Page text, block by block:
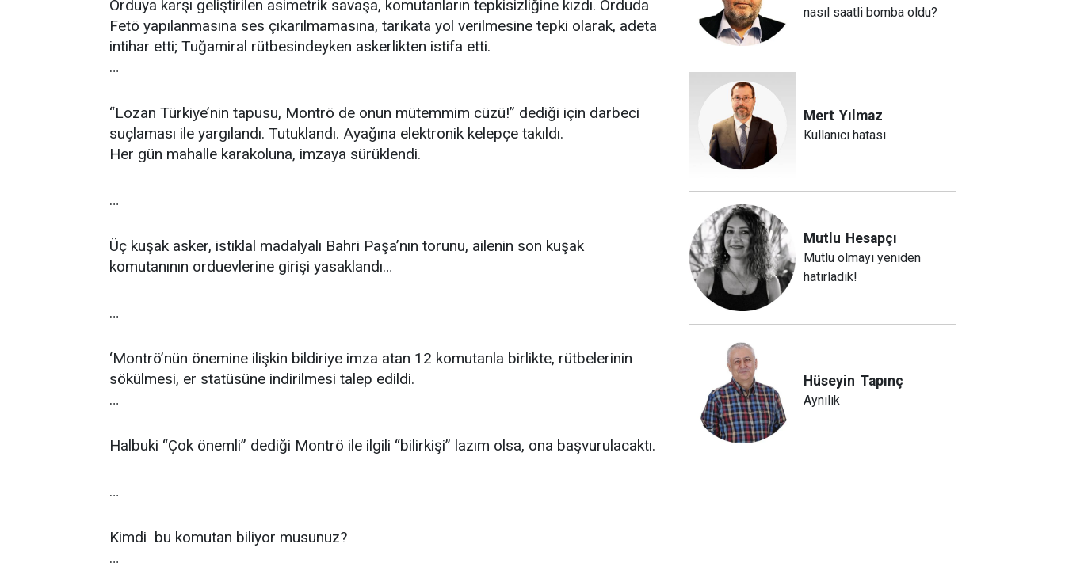
Orduya karşı geliştirilen asimetrik savaşa, komutanların tepkisizliğine kızdı. Orduda
Fetö yapılanmasına ses çıkarılmamasına, tarikata yol verilmesine tepki olarak, adeta
intihar etti; Tuğamiral rütbesindeyken askerlikten istifa etti.
…
“Lozan Türkiye’nin tapusu, Montrö de onun mütemmim cüzü!” dediği için darbeci
suçlaması ile yargılandı. Tutuklandı. Ayağına elektronik kelepçe takıldı.
Her gün mahalle karakoluna, imzaya sürüklendi.
…
Üç kuşak asker, istiklal madalyalı Bahri Paşa’nın torunu, ailenin son kuşak
komutanının orduevlerine girişi yasaklandı…
…
‘Montrö’nün önemine ilişkin bildiriye imza atan 12 komutanla birlikte, rütbelerinin
sökülmesi, er statüsüne indirilmesi talep edildi.
…
Halbuki “Çok önemli” dediği Montrö ile ilgili “bilirkişi” lazım olsa, ona başvurulacaktı.
…
Kimdi bu komutan biliyor musunuz?
…
nasıl saatli bomba oldu?
Mert Yılmaz
Kullanıcı hatası
Mutlu Hesapçı
Mutlu olmayı yeniden
hatırladık!
Hüseyin Tapınç
Aynılık